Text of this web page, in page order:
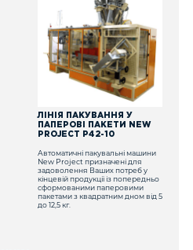
ЛІНІЯ ПАКУВАННЯ У
ПАПЕРОВІ ПАКЕТИ NEW
PROJECT Р42-10
Автоматичні пакувальні машини
New Project призначені для
задоволення Ваших потреб у
кінцевій продукції із попередньо
сформованими паперовими
пакетами з квадратним дном від 5
до 12,5 кг.